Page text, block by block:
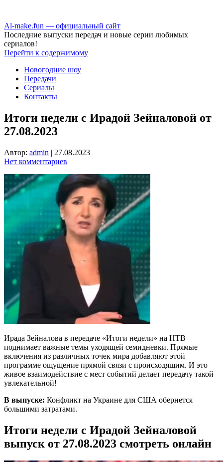
Аl-make.fun — официальный сайт
Последние выпуски передач и новые серии любимых
сериалов!
Перейти к содержимому
Новогодние шоу
Передачи
Сериалы
Контакты
Итоги недели с Ирадой Зейналовой от
27.08.2023
Автор: admin | 27.08.2023
Нет комментариев
Ирада Зейналова в передаче «Итоги недели» на НТВ
поднимает важные темы уходящей семидневки. Прямые
включения из различных точек мира добавляют этой
программе ощущение прямой связи с происходящим. И это
живое взаимодействие с мест событий делает передачу такой
увлекательной!
В выпуске: Конфликт на Украине для США обернется
большими затратами.
Итоги недели с Ирадой Зейналовой
выпуск от 27.08.2023 смотреть онлайн